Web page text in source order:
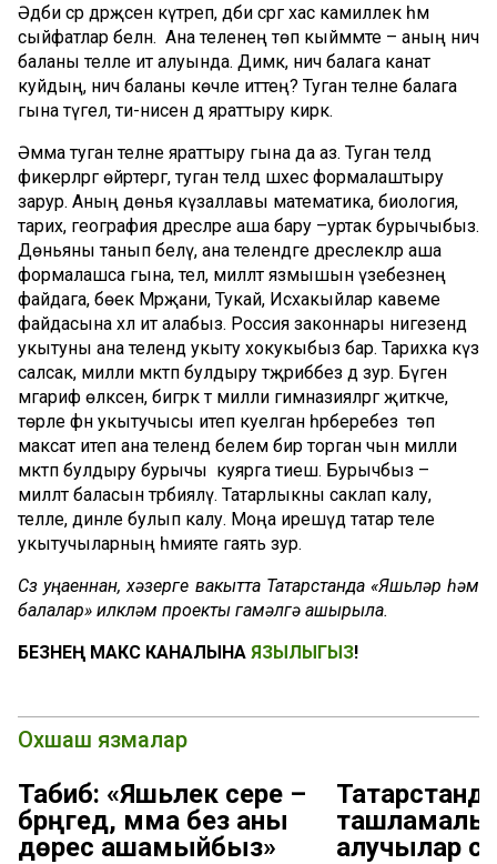
Әдәби әсәр дәрәҗәсенә күтәреп, әдәби әсәргә хас камиллек һәм
сыйфатлар белән. Ана теленең төп кыйммәте – аның ничә
баланы телле итә алуында. Димәк, ничә балага канат
куйдың, ничә баланы көчле иттең? Туган телне балага
гына түгел, әти-әнисенә дә яраттыру кирәк.
Әмма туган телне яраттыру гына да аз. Туган телдә
фикерләргә өйрәтергә, туган телдә шәхес формалаштыру
зарур. Аның дөнья күзаллавы математика, биология,
тарих, география дәресләре аша бару –уртак бурычыбыз.
Дөньяны танып белү, ана телендәге дәреслекләр аша
формалашса гына, тел, милләт язмышын үзебезнең
файдага, бөек Мәрҗани, Тукай, Исхакыйлар кавеме
файдасына хәл итә алабыз. Россия законнары нигезендә
укытуны ана телендә укыту хокукыбыз бар. Тарихка күз
салсак, милли мәктәп булдыру тәҗрибәбез дә зур. Бүген
мәгариф өлкәсенә, бигрәк тә милли гимназияләргә җитәкче,
төрле фән укытучысы итеп куелган һәрберебез төп
максат итеп ана телендә белем бирә торган чын милли
мәктәп булдыру бурычы куярга тиеш. Бурычбыз –
милләт баласын тәрбияләү. Татарлыкны саклап калу,
телле, динле булып калу. Моңа ирешүдә татар теле
укытучыларның әһәмияте гаять зур.
Сүз уңаеннан, хәзерге вакытта Татарстанда «Яшьләр һәм
балалар» илкүләм проекты гамәлгә ашырыла.
БЕЗНЕҢ МАКС КАНАЛЫНА ЯЗЫЛЫГЫЗ!
Охшаш язмалар
Табиб: «Яшьлек сере –
бәрәңгедә, әмма без аны
дөрес ашамыйбыз»
ташламалы
алучылар